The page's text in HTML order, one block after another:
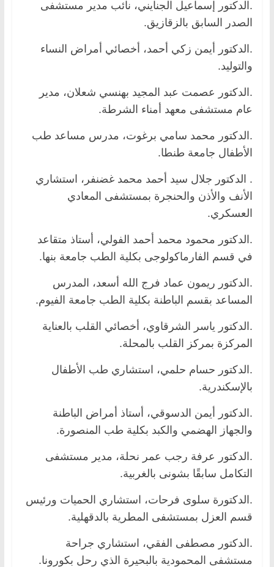
.الدكتور إسماعيل الجنايني، نائب مدير مستشفى
الصدر السابق بالزقازيق.
.الدكتور أيمن زكي أحمد، أخصائي أمراض النساء
والتوليد.
.الدكتور عصمت عبد المجيد بهنسي شعلان، مدير
عام مستشفى معهد أمناء الشرطة.
.الدكتور محمد سامي برغوت، مدرس مساعد طب
الأطفال جامعة طنطا.
. الدكتور جلال سيد أحمد محمد غضنفر، استشاري
الأنف والأذن والحنجرة بمستشفى المعادي
العسكري.
.الدكتور محمود محمد أحمد الفولي، أستاذ متقاعد
في قسم الفارماكولوجى بكلية الطب جامعة بنها.
.الدكتور ريمون عماد فرج الله أسعد، المدرس
المساعد بقسم الباطنة بكلية الطب جامعة الفيوم.
.الدكتور ياسر الشرقاوي، أخصائي القلب بالعناية
المركزة بمركز القلب بالمحلة.
.الدكتور حسام حلمي، استشاري طب الأطفال
بالإسكندرية.
.الدكتور أيمن الدسوقي، أستاذ أمراض الباطنة
والجهاز الهضمي والكبد بكلية طب المنصورة.
.الدكتور عرفة رجب عمر نحلة، مدير مستشفى
التكامل سابقًا بشونى بالغربية.
.الدكتورة سلوى فرحات، استشاري الحميات ورئيس
قسم العزل بمستشفى المطرية بالدقهلية.
.الدكتور مصطفى الفقي، استشاري جراحة
مستشفى المحمودية بالبحيرة الذي رحل بكورونا.